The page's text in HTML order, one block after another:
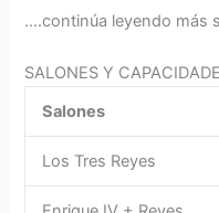
….continúa leyendo más
SALONES Y
Salones
Los Tres Reyes